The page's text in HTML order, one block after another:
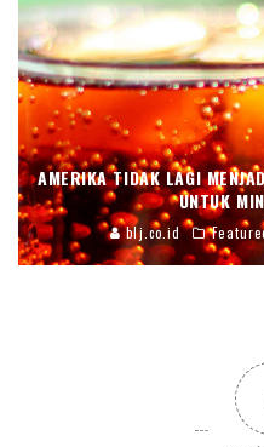
AMERIKA TIDAK LAGI
UNTUK
blj.co.id